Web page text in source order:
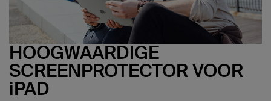
HOOGWAARDIGE
SCREENPROTECTOR VOOR
iPAD